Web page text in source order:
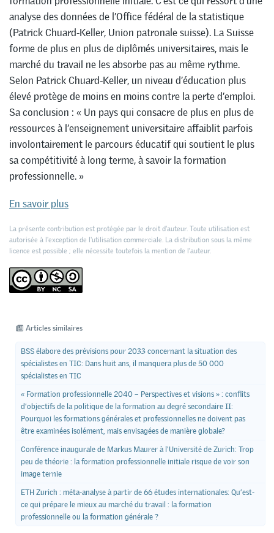
analyse des données de l’Office fédéral de la statistique
(Patrick Chuard-Keller, Union patronale suisse). La Suisse
forme de plus en plus de diplômés universitaires, mais le
marché du travail ne les absorbe pas au même rythme.
Selon Patrick Chuard-Keller, un niveau d’éducation plus
élevé protège de moins en moins contre la perte d’emploi.
Sa conclusion : « Un pays qui consacre de plus en plus de
ressources à l’enseignement universitaire affaiblit parfois
involontairement le parcours éducatif qui soutient le plus
sa compétitivité à long terme, à savoir la formation
professionnelle. »
En savoir plus
La présente contribution est protégée par le droit d'auteur. Toute utilisation est
autorisée à l'exception de l'utilisation commerciale. La distribution sous la même
licence est possible ; elle nécessite toutefois la mention de l’auteur.
Articles similaires
BSS élabore des prévisions pour 2033 concernant la situation des
spécialistes en TIC: Dans huit ans, il manquera plus de 50 000
spécialistes en TIC
« Formation professionnelle 2040 – Perspectives et visions » : conflits
d’objectifs de la politique de la formation au degré secondaire II:
Pourquoi les formations générales et professionnelles ne doivent pas
être examinées isolément, mais envisagées de manière globale?
Conférence inaugurale de Markus Maurer à l'Université de Zurich: Trop
peu de théorie : la formation professionnelle initiale risque de voir son
image ternie
ETH Zurich : méta-analyse à partir de 66 études internationales: Qu’est-
ce qui prépare le mieux au marché du travail : la formation
professionnelle ou la formation générale ?